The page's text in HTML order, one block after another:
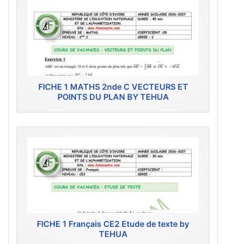
FICHE 1 MATHS 2nde C VECTEURS ET
POINTS DU PLAN BY TEHUA
FICHE 1 Français CE2 Etude de texte by
TEHUA